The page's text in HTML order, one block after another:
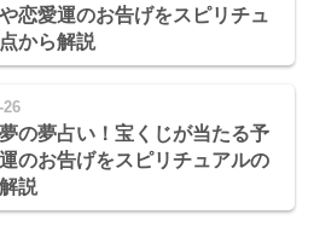
恋愛運のお告げをスピリチュ
から解説
26
夢の夢占い！宝くじが当たる予
のお告げをスピリチュアルの
説